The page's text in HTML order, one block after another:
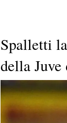
Spalletti
della Juve